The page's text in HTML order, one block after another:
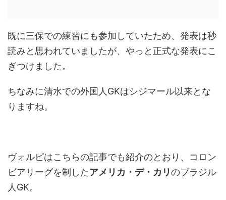
既に三保での練習にも参加していたため、発表は秒
読みと思われていましたが、やっと正式な発表にこ
ぎつけました。
ちなみに清水での外国人GKはシジマール以来とな
りますね。
ヴォルピはこちらの記事でも紹介のとおり、コロン
ビアリーグを制したアメリカ・デ・カリのブラジル
人GK。